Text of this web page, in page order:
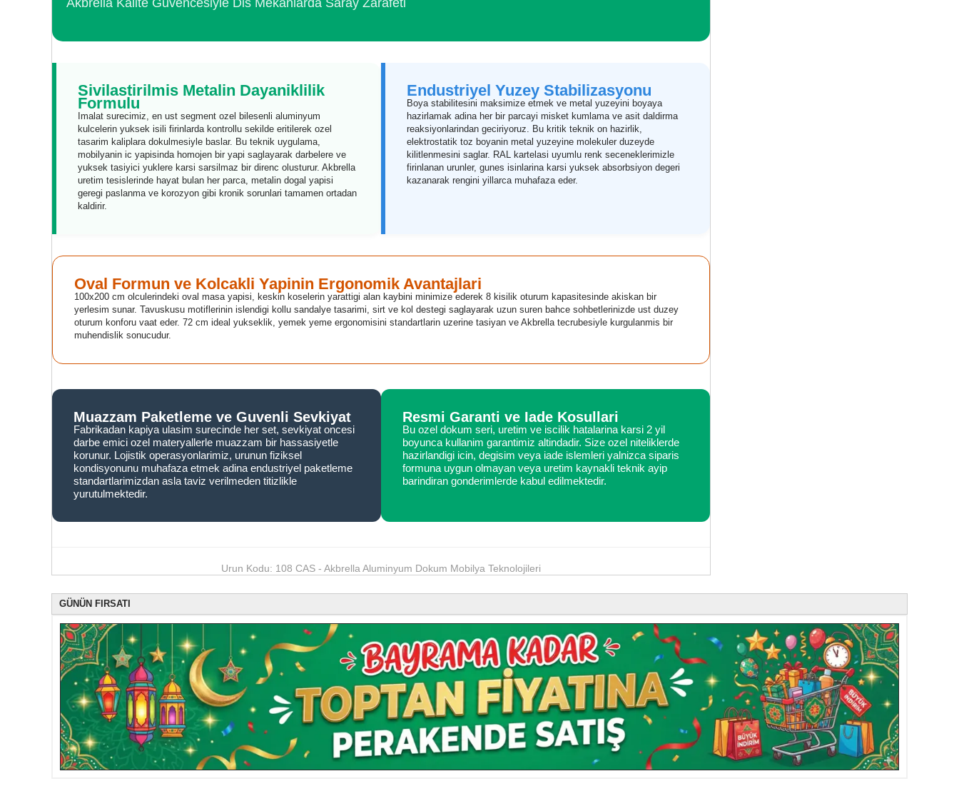
Sivilastirilmis Metalin Dayaniklilik
Formulu
Imalat surecimiz, en ust segment ozel bilesenli aluminyum
kulcelerin yuksek isili firinlarda kontrollu sekilde eritilerek ozel
tasarim kaliplara dokulmesiyle baslar. Bu teknik uygulama,
mobilyanin ic yapisinda homojen bir yapi saglayarak darbelere ve
yuksek tasiyici yuklere karsi sarsilmaz bir direnc olusturur. Akbrella
uretim tesislerinde hayat bulan her parca, metalin dogal yapisi
geregi paslanma ve korozyon gibi kronik sorunlari tamamen ortadan
kaldirir.
Endustriyel Yuzey Stabilizasyonu
Boya stabilitesini maksimize etmek ve metal yuzeyini boyaya
hazirlamak adina her bir parcayi misket kumlama ve asit daldirma
reaksiyonlarindan geciriyoruz. Bu kritik teknik on hazirlik,
elektrostatik toz boyanin metal yuzeyine molekuler duzeyde
kilitlenmesini saglar. RAL kartelasi uyumlu renk seceneklerimizle
firinlanan urunler, gunes isinlarina karsi yuksek absorbsiyon degeri
kazanarak rengini yillarca muhafaza eder.
Oval Formun ve Kolcakli Yapinin Ergonomik Avantajlari
100x200 cm olculerindeki oval masa yapisi, keskin koselerin yarattigi alan kaybini minimize ederek 8 kisilik oturum kapasitesinde akiskan bir
yerlesim sunar. Tavuskusu motiflerinin islendigi kollu sandalye tasarimi, sirt ve kol destegi saglayarak uzun suren bahce sohbetlerinizde ust duzey
oturum konforu vaat eder. 72 cm ideal yukseklik, yemek yeme ergonomisini standartlarin uzerine tasiyan ve Akbrella tecrubesiyle kurgulanmis bir
muhendislik sonucudur.
Muazzam Paketleme ve Guvenli Sevkiyat
Fabrikadan kapiya ulasim surecinde her set, sevkiyat oncesi
darbe emici ozel materyallerle muazzam bir hassasiyetle
korunur. Lojistik operasyonlarimiz, urunun fiziksel
kondisyonunu muhafaza etmek adina endustriyel paketleme
standartlarimizdan asla taviz verilmeden titizlikle
yurutulmektedir.
Resmi Garanti ve Iade Kosullari
Bu ozel dokum seri, uretim ve iscilik hatalarina karsi 2 yil
boyunca kullanim garantimiz altindadir. Size ozel niteliklerde
hazirlandigi icin, degisim veya iade islemleri yalnizca siparis
formuna uygun olmayan veya uretim kaynakli teknik ayip
barindiran gonderimlerde kabul edilmektedir.
Urun Kodu: 108 CAS - Akbrella Aluminyum Dokum Mobilya Teknolojileri
GÜNÜN FIRSATI